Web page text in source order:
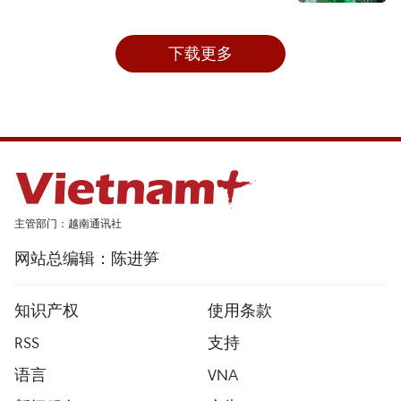
下载更多
主管部门：越南通讯社
网站总编辑：陈进笋
知识产权
使用条款
RSS
支持
语言
VNA